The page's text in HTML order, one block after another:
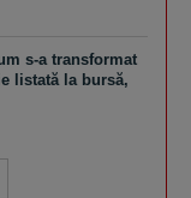
s-a transformat
listată la bursă,